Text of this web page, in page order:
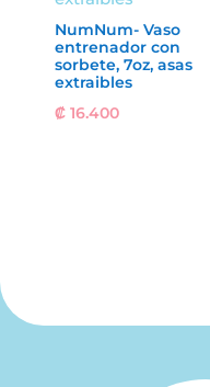
NumNum- Vaso
entrenador con
sorbete, 7oz, asas
extraibles
₡ 16.400